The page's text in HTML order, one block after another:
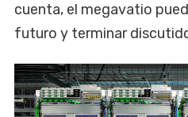
cuenta, el megavatio
futuro y terminar